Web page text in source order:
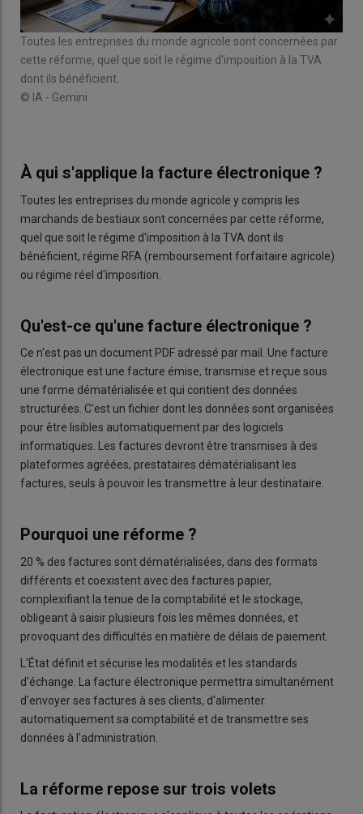
Toutes les entreprises du monde agricole sont concernées par
cette réforme, quel que soit le régime d'imposition à la TVA
dont ils bénéficient.
© IA - Gemini
À qui s'applique la facture électronique ?
Toutes les entreprises du monde agricole y compris les
marchands de bestiaux sont concernées par cette réforme,
quel que soit le régime d'imposition à la TVA dont ils
bénéficient, régime RFA (remboursement forfaitaire agricole)
ou régime réel d'imposition.
Qu'est-ce qu'une facture électronique ?
Ce n'est pas un document PDF adressé par mail. Une facture
électronique est une facture émise, transmise et reçue sous
une forme dématérialisée et qui contient des données
structurées. C'est un fichier dont les données sont organisées
pour être lisibles automatiquement par des logiciels
informatiques. Les factures devront être transmises à des
plateformes agréées, prestataires dématérialisant les
factures, seuls à pouvoir les transmettre à leur destinataire.
Pourquoi une réforme ?
20 % des factures sont dématérialisées, dans des formats
différents et coexistent avec des factures papier,
complexifiant la tenue de la comptabilité et le stockage,
obligeant à saisir plusieurs fois les mêmes données, et
provoquant des difficultés en matière de délais de paiement.
L'État définit et sécurise les modalités et les standards
d'échange. La facture électronique permettra simultanément
d'envoyer ses factures à ses clients, d'alimenter
automatiquement sa comptabilité et de transmettre ses
données à l'administration.
La réforme repose sur trois volets